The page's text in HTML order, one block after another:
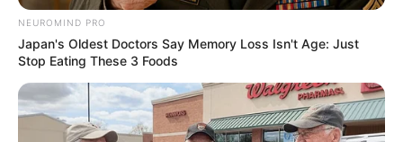
NEUROMIND PRO
Japan's Oldest Doctors Say Memory Loss Isn't Age: Just
Stop Eating These 3 Foods